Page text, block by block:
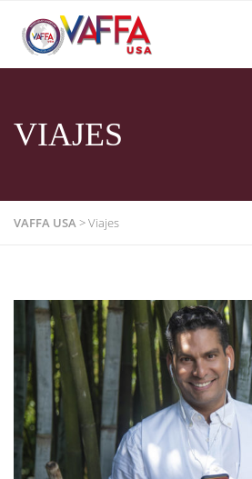
VIAJES
VAFFA USA>Viajes